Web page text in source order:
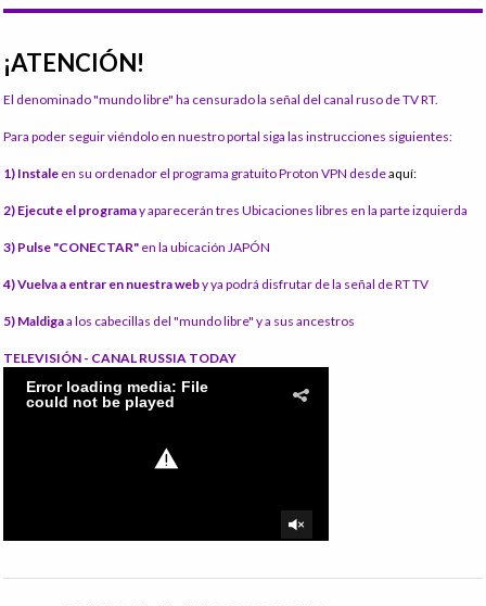
¡ATENCIÓN!
El denominado "mundo libre" ha censurado la señal del canal ruso de TV RT.
Para poder seguir viéndolo en nuestro portal siga las instrucciones siguientes:
1) Instale en su ordenador el programa gratuito Proton VPN desdeaquí:
2) Ejecute el programay aparecerán tres Ubicaciones libres en la parte izquierda
3) Pulse "CONECTAR" en la ubicación JAPÓN
4) Vuelva a entrar en nuestra weby ya podrá disfrutar de la señal de RT TV
5) Maldigaa los cabecillas del "mundo libre" y a sus ancestros
TELEVISIÓN - CANAL RUSSIA TODAY